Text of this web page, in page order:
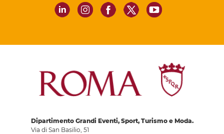
Dipartimento Grandi Eventi, Sport, Turismo e Moda.
Via di San Basilio, 51